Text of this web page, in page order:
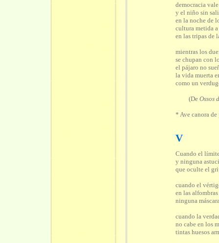
democracia
y el niño sin
en la noche de
cultura metida
en las tripas de
mientras los
se chupan con
el pájaro no
la vida muerta
como un
(DeOssos
* Ave canora
V
Cuando el
y ninguna
que oculte el
cuando el
en las
ninguna
cuando la
no cabe en los
tintas huesos